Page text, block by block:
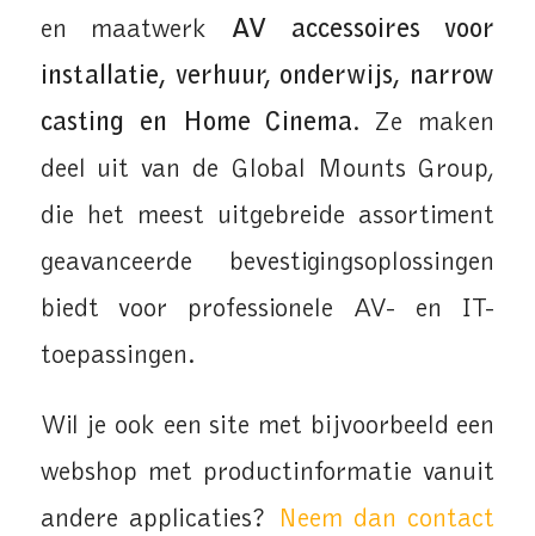
en maatwerk AV accessoires voor
installatie, verhuur, onderwijs, narrow
casting en Home Cinema. Ze maken
deel uit van de Global Mounts Group,
die het meest uitgebreide assortiment
geavanceerde bevestigingsoplossingen
biedt voor professionele AV- en IT-
toepassingen.
Wil je ook een site met bijvoorbeeld een
webshop met productinformatie vanuit
andere applicaties?
Neem dan contact